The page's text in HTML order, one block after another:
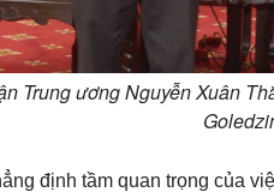
Trung ương Nguyễn Xuân
định tầm quan trọng của